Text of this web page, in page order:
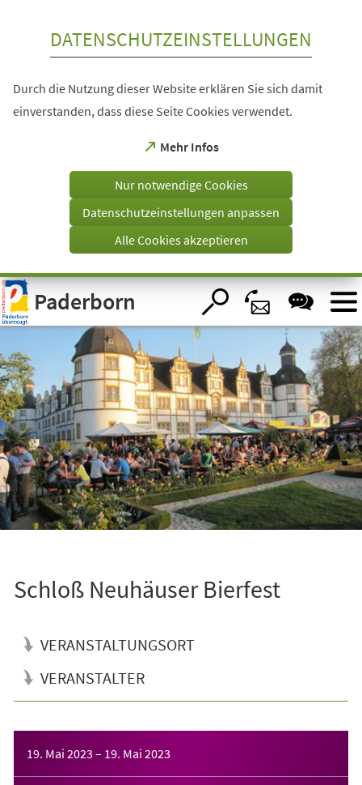
Visuelle
Assistenzsoftware
öffnen.
DATENSCHUTZEINSTELLUNGEN
Durch die Nutzung dieser Website erklären Sie sich damit
einverstanden, dass diese Seite Cookies verwendet.
Mehr Infos
(Öffnet
einem
Tab)
Nur notwendige Cookies
Datenschutzeinstellungen anpassen
Alle Cookies akzeptieren
Paderborn
Schloß Neuhäuser Bierfest
VERANSTALTUNGSORT
VERANSTALTER
19. Mai 2023 – 19. Mai 2023